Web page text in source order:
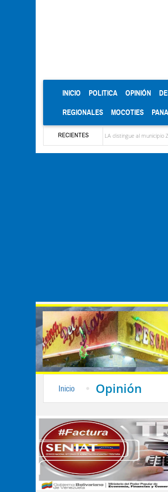
INICIO (CURRENT)
POLITICA OPINIÓN
REGIONALES MOCOTIES
RECIENTES
CIEPROL-ULA distingue al municipio Zea como
Inicio Opinión